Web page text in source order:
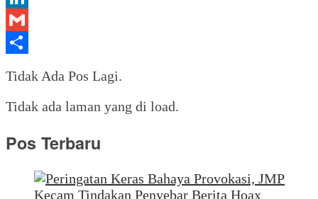
LinkedIn
Gmail
Tidak Ada Pos Lagi.
Tidak ada laman yang di load.
Pos Terbaru